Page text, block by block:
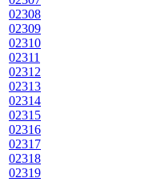
02308
02309
02310
02311
02312
02313
02314
02315
02316
02317
02318
02319